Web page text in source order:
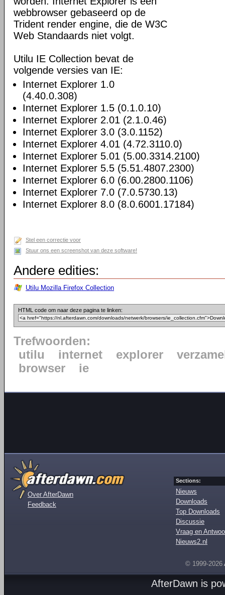
webbrowser gebaseerd op de
Trident render engine, die de W3C
Web Standaards niet volgt.
Utilu IE Collection bevat de
volgende versies van IE:
Internet Explorer 1.0
(4.40.0.308)
Internet Explorer 1.5 (0.1.0.10)
Internet Explorer 2.01 (2.1.0.46)
Internet Explorer 3.0 (3.0.1152)
Internet Explorer 4.01 (4.72.3110.0)
Internet Explorer 5.01 (5.00.3314.2100)
Internet Explorer 5.5 (5.51.4807.2300)
Internet Explorer 6.0 (6.00.2800.1106)
Internet Explorer 7.0 (7.0.5730.13)
Internet Explorer 8.0 (8.0.6001.17184)
Stel een correctie voor
Stuur ons een screenshot van deze software!
Andere edities:
Utilu Mozilla Firefox Collection
HTML code om naar deze pagina te linken:
Trefwoorden:
utilu
internet explorer
browser
ie
Over AfterDawn
Feedback
Sections:
Nieuws
Downloads
Top Downloads
Discussie
Vraag en
Nieuws2.nl
© 1999-2026
AfterDawn is